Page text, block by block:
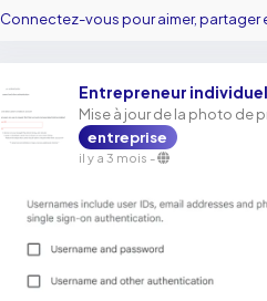
Connectez-vous pour aimer, partager
Entrepreneur individuel
Mise à jour de la photo de
entreprise
il y a 3 mois -